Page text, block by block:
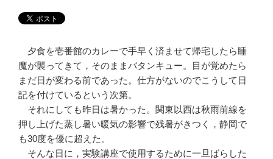
夕食を壱番館のカレーで手早く済ませて帰宅したら睡
魔が襲ってきて，そのままバタンキュー。目が覚めたら
まだ日が変わる前であった。仕方がないのでこうして日
記を付けているという次第。
それにしても昨日は暑かった。関東以西は秋雨前線を
押し上げた蒸し暑い暖気の影響で残暑がきつく，静岡で
も30度を優に超えた。
そんな日に，実験講座で使用するために一旦ばらした